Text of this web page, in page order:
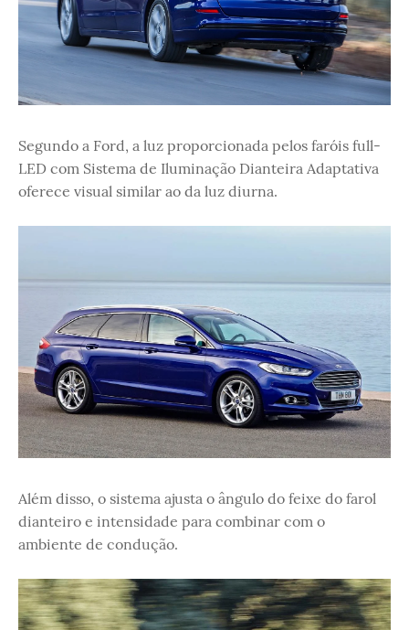
Segundo a Ford, a luz proporcionada pelos faróis full-
LED com Sistema de Iluminação Dianteira Adaptativa
oferece visual similar ao da luz diurna.
Além disso, o sistema ajusta o ângulo do feixe do farol
dianteiro e intensidade para combinar com o
ambiente de condução.